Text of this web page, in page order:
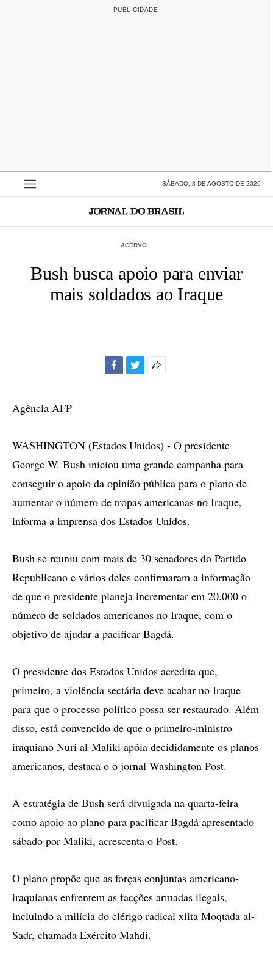
SÁBADO, 8 DE AGOSTO DE 2026
ACERVO
Bush busca apoio para enviar
mais soldados ao Iraque
Agência AFP
WASHINGTON (Estados Unidos) - O presidente
George W. Bush iniciou uma grande campanha para
conseguir o apoio da opinião pública para o plano de
aumentar o número de tropas americanas no Iraque,
informa a imprensa dos Estados Unidos.
Bush se reuniu com mais de 30 senadores do Partido
Republicano e vários deles confirmaram a informação
de que o presidente planeja incrementar em 20.000 o
número de soldados americanos no Iraque, com o
objetivo de ajudar a pacificar Bagdá.
O presidente dos Estados Unidos acredita que,
primeiro, a violência sectária deve acabar no Iraque
para que o processo político possa ser restaurado. Além
disso, está convencido de que o primeiro-ministro
iraquiano Nuri al-Maliki apóia decididamente os planos
americanos, destaca o o jornal Washington Post.
A estratégia de Bush será divulgada na quarta-feira
como apoio ao plano para pacificar Bagdá apresentado
sábado por Maliki, acrescenta o Post.
O plano propõe que as forças conjuntas americano-
iraquianas enfrentem as facções armadas ilegais,
incluindo a milícia do clérigo radical xiita Moqtada al-
Sadr, chamada Exército Mahdi.